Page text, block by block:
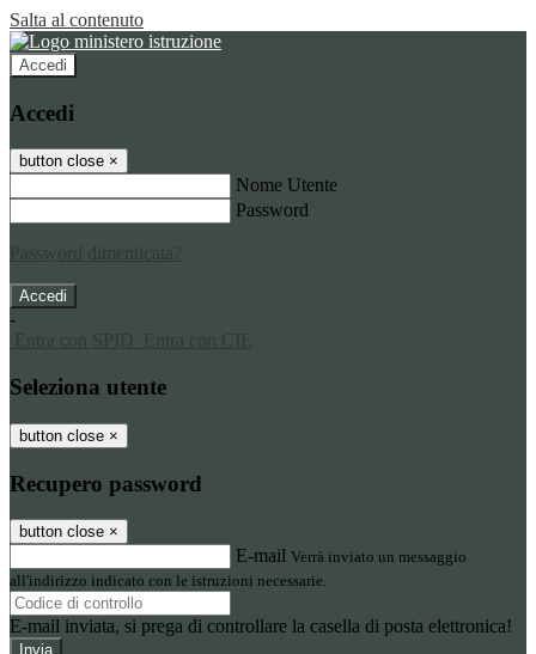
Salta al contenuto
Accedi
Accedi
button close ×
Nome Utente
Password
Password dimenticata?
-
Entra con SPID
Entra con CIE
Seleziona utente
button close ×
Recupero password
button close ×
E-mail Verrà inviato un messaggio
all'indirizzo indicato con le istruzioni necessarie.
E-mail inviata, si prega di controllare la casella di posta elettronica!